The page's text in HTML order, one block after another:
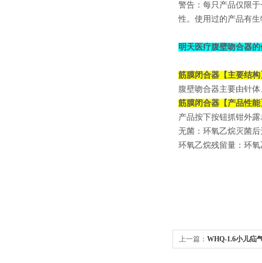
警告：每只产品仅限
性。使用过的产品有
明天医疗腹壁吻合器的
筋膜闭合器【主要结构
腹壁吻合器主要由针
筋膜闭合器【产品性能
产品按下按钮抓钳外
无菌：环氧乙烷灭菌后
环氧乙烷残留量：环
上一篇： WHQ-1.6小儿疝